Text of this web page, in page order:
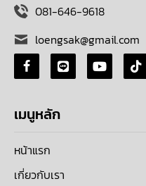
081-646-9618
loengsak@gmail.com
เมนูหลัก
หน้าแรก
เกี่ยวกับเรา